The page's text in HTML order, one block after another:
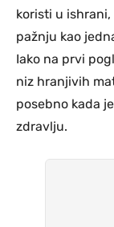
koristi u
pažnju kao
Iako na prvi
niz hranjivih
posebno kada
zdravlju.